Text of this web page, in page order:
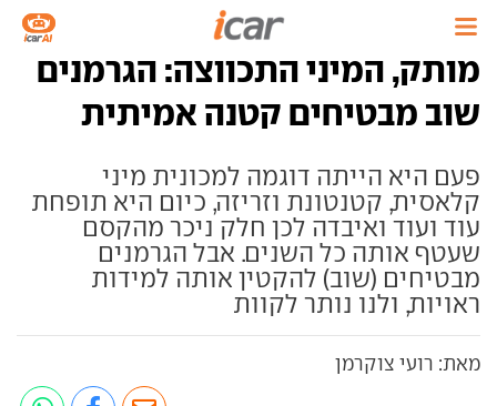
מותק, המיני התכווצה: הגרמנים
שוב מבטיחים קטנה אמיתית
פעם היא הייתה דוגמה למכונית מיני
קלאסית, קטנטונת וזריזה, כיום היא תופחת
עוד ועוד ואיבדה לכן חלק ניכר מהקסם
שעטף אותה כל השנים. אבל הגרמנים
מבטיחים (שוב) להקטין אותה למידות
ראויות, ולנו נותר לקוות
מאת: רועי צוקרמן